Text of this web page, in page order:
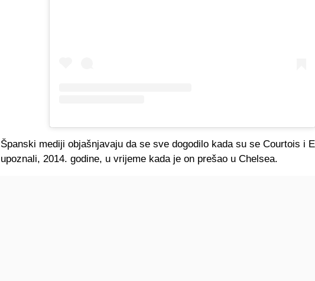
Španski mediji objašnjavaju da se sve dogodilo kada su se Courtois i
upoznali, 2014. godine, u vrijeme kada je on prešao u Chelsea.